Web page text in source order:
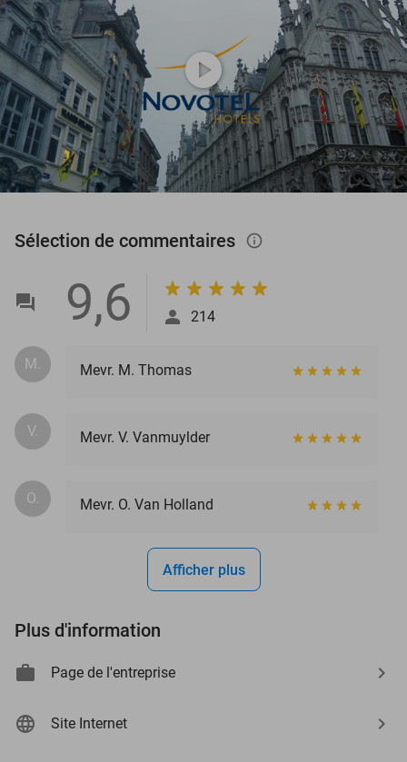
play_circle
Sélection de commentaires info_outlined
9,6 214
M. Mevr. M. Thomas
V. Mevr. V. Vanmuylder
O. Mevr. O. Van Holland
Afficher plus
Plus d'information
Page de l'entreprise
Site Internet